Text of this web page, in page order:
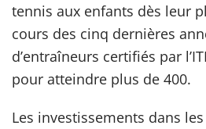
tennis aux enfants dès leur
cours des cinq dernières
d’entraîneurs certifiés par
pour atteindre plus de 400.
Les investissements dans